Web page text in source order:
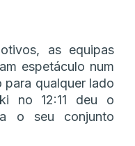
as equipas
espetáculo num
qualquer lado
no 12:11 deu o
o seu conjunto